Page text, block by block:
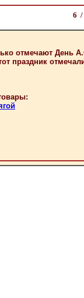
6
отмечают День
праздник